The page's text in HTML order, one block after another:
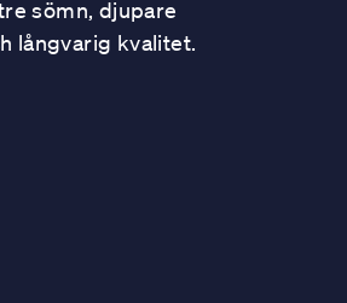
sömn, djupare
långvarig kvalitet.